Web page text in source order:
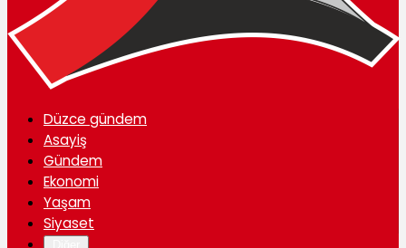
Düzce gündem
Asayiş
Gündem
Ekonomi
Yaşam
Siyaset